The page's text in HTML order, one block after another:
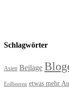
Schlagwörter
Asien Beilage
Erdbeeren etwas mehr